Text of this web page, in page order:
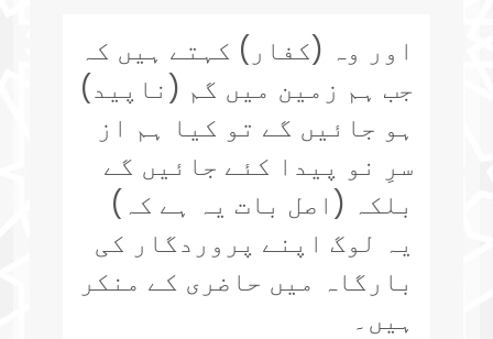
اور وہ (کفار) کہتے ہیں کہ
جب ہم زمین میں گم (ناپید)
ہو جائیں گے تو کیا ہم از
سرِ نو پیدا کئے جائیں گے
بلکہ (اصل بات یہ ہے کہ)
یہ لوگ اپنے پروردگار کی
بارگاہ میں حاضری کے منکر
ہیں۔